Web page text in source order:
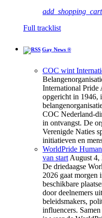
add_shopping_cart
Full tracklist
Gay News ®
COC wint
International Pride
opgericht in 1946,
COC Nederland-
in ontvangst. De
Verenigde Naties
initiatieven en
WorldPride
van start August 4,
De driedaagse
2026 gaat morgen
beschikbare
door deelnemers
beleidsmakers,
influencers.